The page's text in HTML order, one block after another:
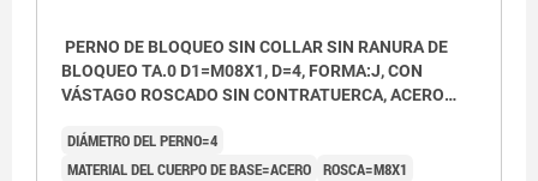
PERNO DE BLOQUEO SIN COLLAR SIN RANURA DE
BLOQUEO TA.0 D1=M08X1, D=4, FORMA:J, CON
VÁSTAGO ROSCADO SIN CONTRATUERCA, ACERO
DIÁMETRO DEL PERNO=4
MATERIAL DEL CUERPO DE BASE=ACERO ROSCA=M8X1